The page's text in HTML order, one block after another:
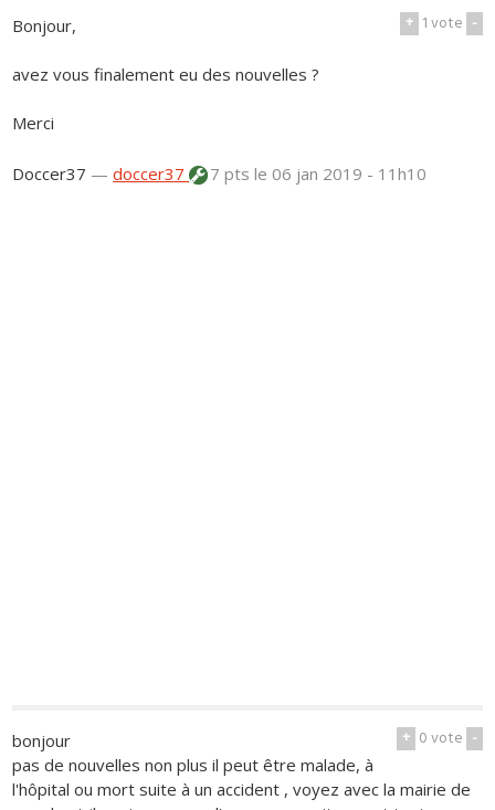
+ 1vote -
Bonjour,
avez vous finalement eu des nouvelles ?
Merci
Doccer37 —doccer37 7 ptsle 06 jan 2019 - 11h10
+ 0vote -
bonjour
pas de nouvelles non plus il peut être malade, à
l'hôpital ou mort suite à un accident , voyez avec la mairie de